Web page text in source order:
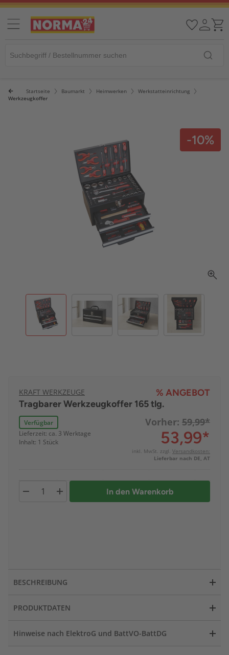
Startseite Baumarkt Heimwerken
Werkstatteinrichtung
Werkzeugkoffer
-10%
KRAFT WERKZEUGE
% ANGEBOT
Tragbarer Werkzeugkoffer 165 tlg.
Verfügbar
Lieferzeit: ca. 3 Werktage
Inhalt: 1 Stück
Vorher: 59,99*
53,99*
inkl. MwSt. zzgl. Versandkosten:
Lieferbar nach DE, AT
In den Warenkorb
BESCHREIBUNG
PRODUKTDATEN
Hinweise nach ElektroG und BattVO-BattDG